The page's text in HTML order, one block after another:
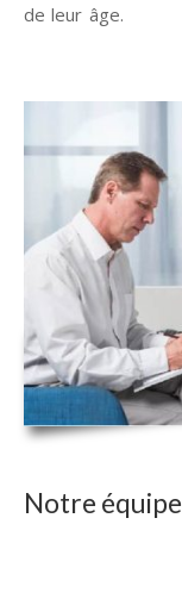
de leur âge.
Notre équipe